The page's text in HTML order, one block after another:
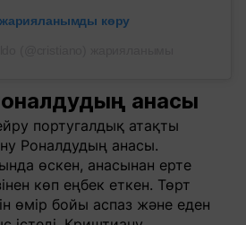
көру
анасы
португалдық атақты
Роналдудың анасы.
өскен, анасынан ерте
көп еңбек еткен. Төрт
өмір бойы аспаз және еден